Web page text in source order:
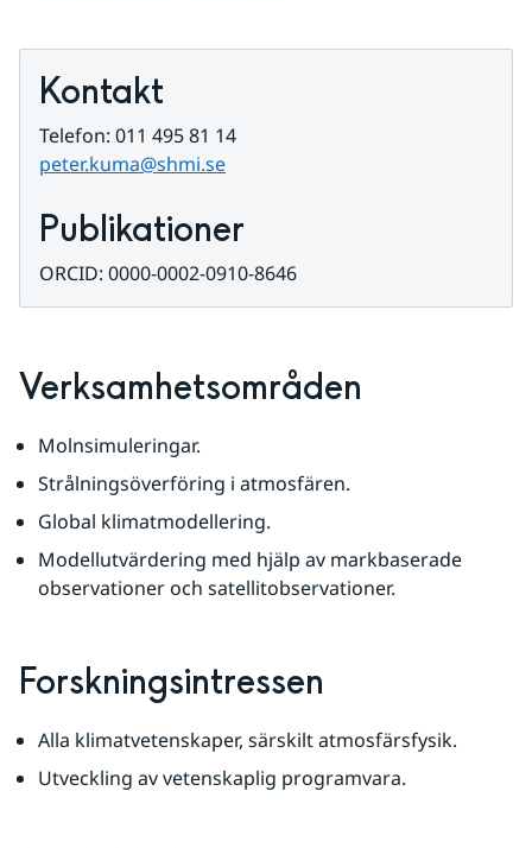
Kontakt
Telefon: 011 495 81 14
peter.kuma@shmi.se
Publikationer
ORCID: 0000-0002-0910-8646
Verksamhetsområden
Molnsimuleringar.
Strålningsöverföring i atmosfären.
Global klimatmodellering.
Modellutvärdering med hjälp av markbaserade
observationer och satellitobservationer.
Forskningsintressen
Alla klimatvetenskaper, särskilt atmosfärsfysik.
Utveckling av vetenskaplig programvara.